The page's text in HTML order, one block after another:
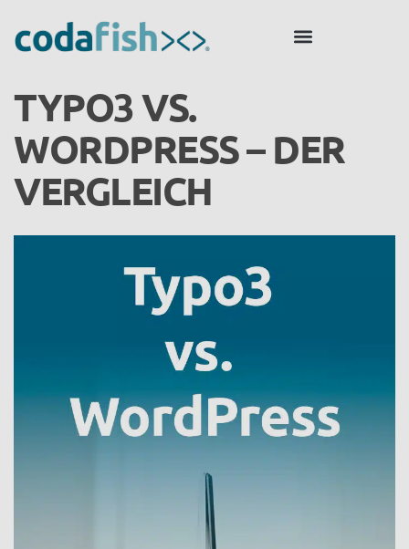
TYPO3 VS.
WORDPRESS – DER
VERGLEICH